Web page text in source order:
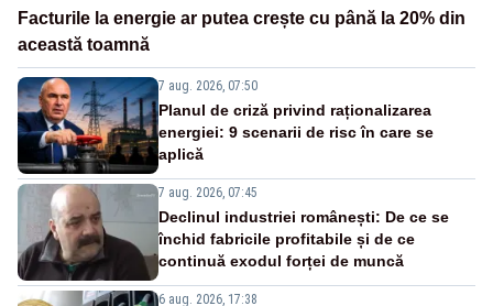
Facturile la energie ar putea crește cu până la 20% din
această toamnă
7 aug. 2026, 07:50
Planul de criză privind raționalizarea
energiei: 9 scenarii de risc în care se
aplică
7 aug. 2026, 07:45
Declinul industriei românești: De ce se
închid fabricile profitabile și de ce
continuă exodul forței de muncă
6 aug. 2026, 17:38